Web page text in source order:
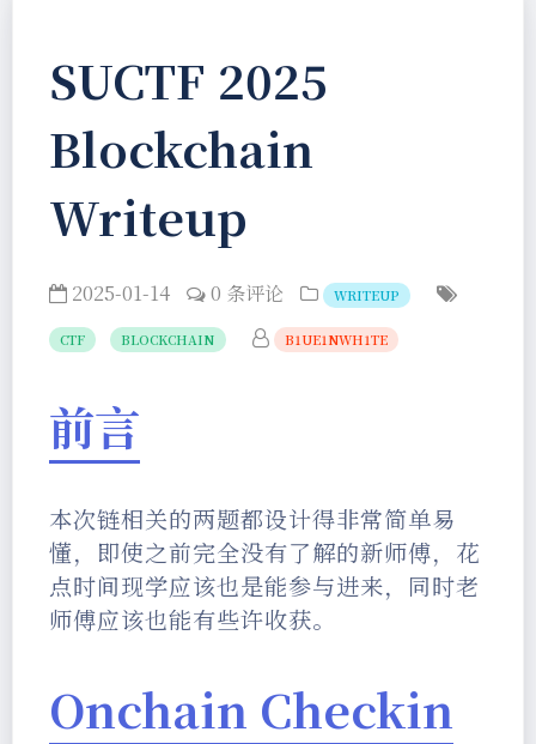
SUCTF 2025
Blockchain
Writeup
2025-01-14 0 条评论 WRITEUP
CTF BLOCKCHAIN B1UE1NWH1TE
前言
本次链相关的两题都设计得非常简单易
懂，即使之前完全没有了解的新师傅，花
点时间现学应该也是能参与进来，同时老
师傅应该也能有些许收获。
Onchain Checkin